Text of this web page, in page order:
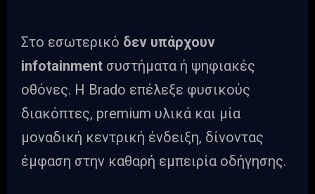
Στο εσωτερικό δεν υπάρχουν
infotainment συστήματα ή ψηφιακές
οθόνες. Η Brado επέλεξε φυσικούς
διακόπτες, premium υλικά και μία
μοναδική κεντρική ένδειξη, δίνοντας
έμφαση στην καθαρή εμπειρία οδήγησης.